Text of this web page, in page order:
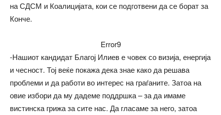
на СДСМ и Коалицијата, кои се подготвени да се борат за
Конче.
Error9
-Нашиот кандидат Благој Илиев е човек со визија, енергија
и чесност. Тој веќе покажа дека знае како да решава
проблеми и да работи во интерес на граѓаните. Затоа на
овие избори да му дадеме поддршка – за да имаме
вистинска грижа за сите нас. Да гласаме за него, затоа